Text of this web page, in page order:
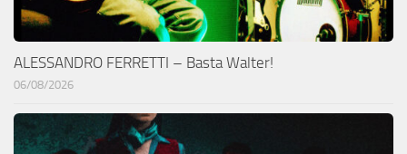
ALESSANDRO FERRETTI – Basta Walter!
06/08/2026